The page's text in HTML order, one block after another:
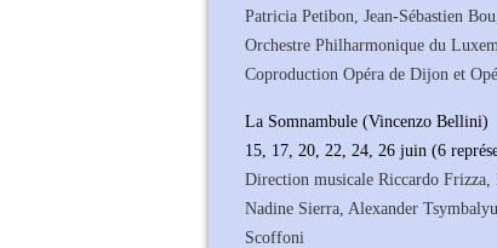
Patricia Petibon, Jean-Sébastien
Orchestre Philharmonique du
Coproduction Opéra de Dijon et
La Somnambule (Vincenzo Bellini)
15, 17, 20, 22, 24, 26 juin (6
Direction musicale Riccardo Frizza,
Nadine Sierra, Alexander
Scoffoni